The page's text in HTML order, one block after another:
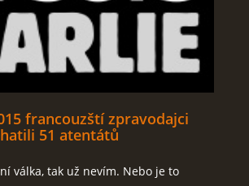
francouzští zpravodajci
51 atentátů
válka, tak už nevím. Nebo je to